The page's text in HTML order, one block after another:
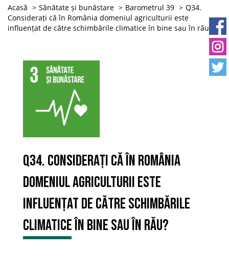
Acasă Sănătate și bunăstare Barometrul 39
Q34.
Considerați că în România domeniul agriculturii este
influențat de către schimbările climatice în bine sau în rău?
Q34. Considerați că în România
domeniul agriculturii este
influențat de către schimbările
climatice în bine sau în rău?